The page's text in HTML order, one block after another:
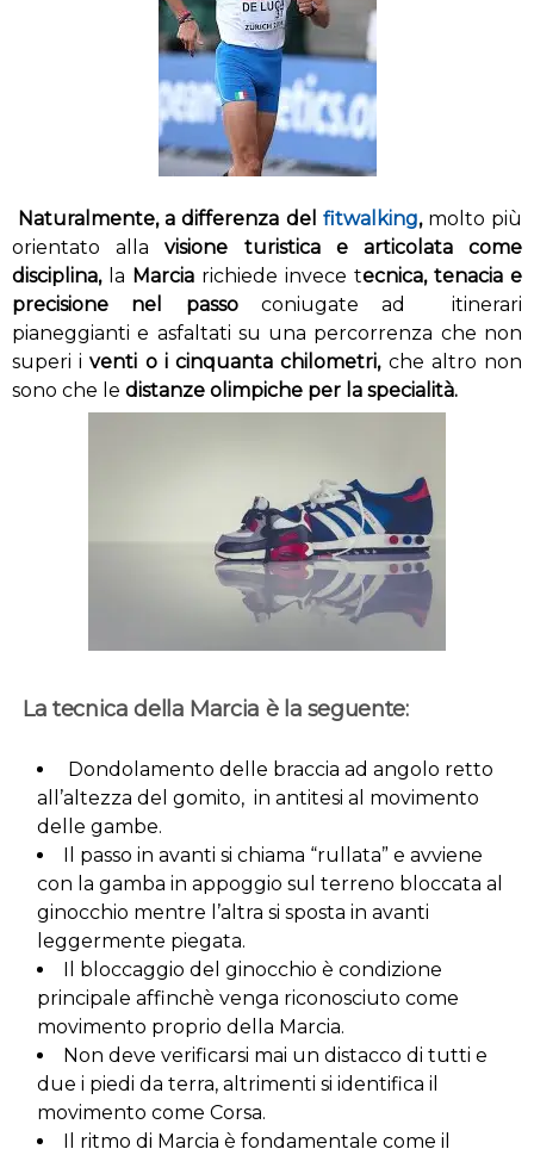
Naturalmente, a differenza del fitwalking,molto più
orientato allavisione turistica e articolata come
disciplina,la Marcia richiede invece tecnica, tenacia e
precisione nel passoconiugate ad itinerari
pianeggianti e asfaltati su una percorrenza che non
superi i venti o i cinquanta chilometri,che altro non
sono che le distanze olimpiche per la specialità.
La tecnica della Marcia è la seguente:
Dondolamento delle braccia ad angolo retto
all’altezza del gomito, in antitesi al movimento
delle gambe.
Il passo in avanti si chiama “rullata” e avviene
con la gamba in appoggio sul terreno bloccata al
ginocchio mentre l’altra si sposta in avanti
leggermente piegata.
Il bloccaggio del ginocchio è condizione
principale affinchè venga riconosciuto come
movimento proprio della Marcia.
Non deve verificarsi mai un distacco di tutti e
due i piedi da terra, altrimenti si identifica il
movimento come Corsa.
Il ritmo di Marcia è fondamentale come il